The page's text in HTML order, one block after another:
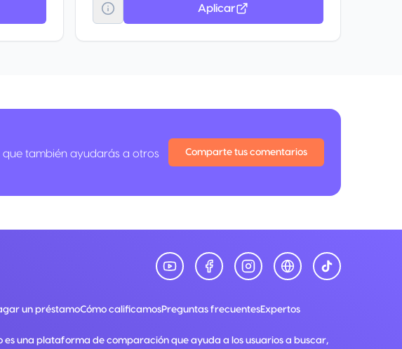
Uso gratuito de cajeros Santander en el extranjero.
3 viajes sencillos al año hacia el AICM o AIFA con
Aplicar
que también ayudarás a otros
Comparte tus comentarios
un préstamoCómo calificamosPreguntas frecuentesExpertos
una plataforma de comparación que ayuda a los usuarios a buscar,